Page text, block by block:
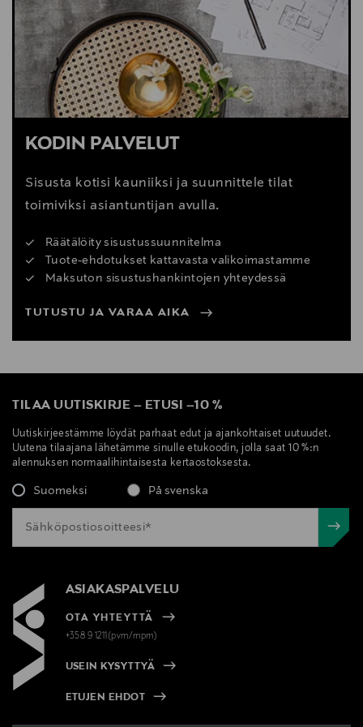
Digitaalinen osoite
info@stringfurniture.com
KODIN PALVELUT
Sisusta kotisi kauniiksi ja suunnittele tilat
toimiviksi asiantuntijan avulla.
Räätälöity sisustussuunnitelma
Tuote-ehdotukset kattavasta valikoimastamme
Maksuton sisustushankintojen yhteydessä
TUTUSTU JA VARAA AIKA
TILAA UUTISKIRJE – ETUSI –10 %
Uutiskirjeestämme löydät parhaat edut ja ajankohtaiset uutuudet.
Uutena tilaajana lähetämme sinulle etukoodin, jolla saat 10 %:n
alennuksen normaalihintaisesta kertaostoksesta.
Suomeksi På svenska
ASIAKASPALVELU
OTA YHTEYTTÄ
+358 9 1211(pvm/mpm)
USEIN KYSYTTYÄ
ETUJEN EHDOT